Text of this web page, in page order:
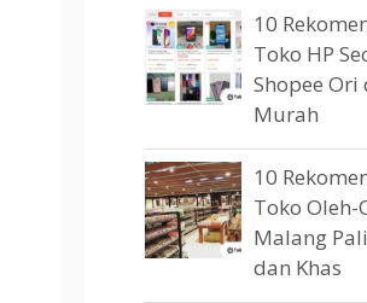
10
Toko HP
Shopee Ori
Murah
10
Toko Oleh-
Malang
dan Khas